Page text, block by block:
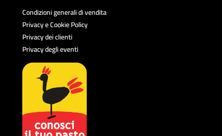
Condizioni generali di vendita
Privacy e Cookie Policy
Privacy dei clienti
Privacy degli eventi